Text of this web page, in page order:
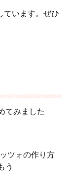
ています。ぜひ
てみました
ツォの作り方
う